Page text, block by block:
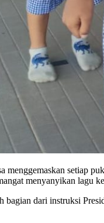
menggemaskan setiap
menyanyikan lagu
bagian dari instruksi